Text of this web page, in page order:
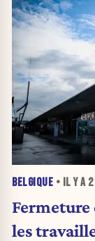
BELGIQUE • IL Y A
Fermeture
les